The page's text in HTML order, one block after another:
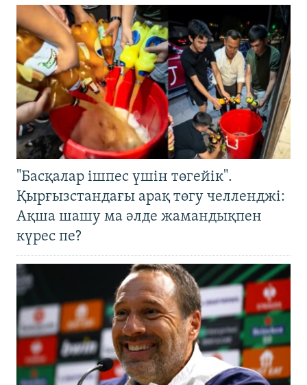
"Басқалар ішпес үшін төгейік".
Қырғызстандағы арақ төгу челленджі:
Ақша шашу ма әлде жамандықпен
күрес пе?